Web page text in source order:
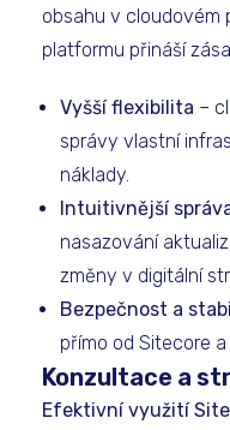
obsahu v cloudovém
platformu přináší
Vyšší flexibilita –
správy vlastní
náklady.
Intuitivnější
nasazování
změny v digitální
Bezpečnost a
přímo od Sitecore
Konzultace a
Efektivní využití